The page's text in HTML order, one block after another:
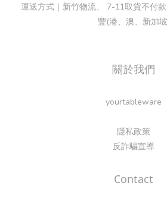
運送方式｜新竹物流、 7-11取貨不付
豐(港、澳、新加
關於我們
yourtableware
隱私政策
反詐騙宣導
Contact